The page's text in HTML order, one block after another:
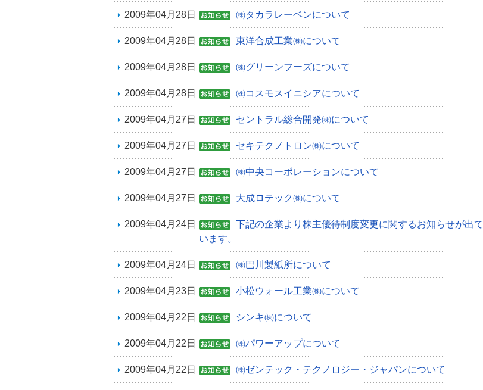
2009年04月28日 ㈱タカラレーベンについて
2009年04月28日 東洋合成工業㈱について
2009年04月28日 ㈱グリーンフーズについて
2009年04月28日 ㈱コスモスイニシアについて
2009年04月27日 セントラル総合開発㈱について
2009年04月27日 セキテクノトロン㈱について
2009年04月27日 ㈱中央コーポレーションについて
2009年04月27日 大成ロテック㈱について
2009年04月24日
下記の企業より株主優待制度変更に関するお知らせが出て
います。
2009年04月24日 ㈱巴川製紙所について
2009年04月23日 小松ウォール工業㈱について
2009年04月22日 シンキ㈱について
2009年04月22日 ㈱パワーアップについて
2009年04月22日 ㈱ゼンテック・テクノロジー・ジャパンについて